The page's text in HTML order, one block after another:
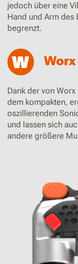
jedoch über eine
Hand und Arm des
begrenzt.
Dank der von
dem kompakten,
oszillierenden
und lassen sich
andere größere